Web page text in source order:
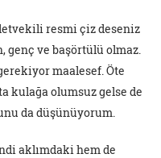
resmi çiz deseniz
ve başörtülü olmaz.
maalesef. Öte
kulağa olumsuz gelse de
da düşünüyorum.
aklımdaki hem de